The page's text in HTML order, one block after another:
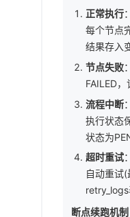
正常执行
每个节点
结果存入
节点失败
FAILED
流程中断
执行状态
状态为
超时重试
自动重试
retry_logs
断点续跑机制